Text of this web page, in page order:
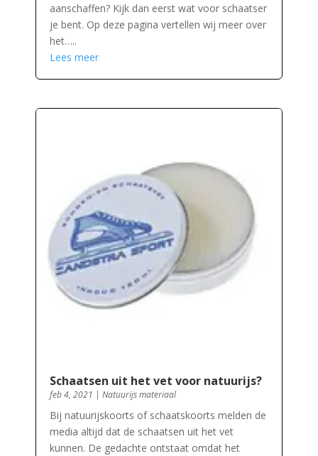
aanschaffen? Kijk dan eerst wat voor schaatser
je bent. Op deze pagina vertellen wij meer over
het…..
Lees meer
Schaatsen uit het vet voor natuurijs?
feb 4, 2021 | Natuurijs materiaal
Bij natuurijskoorts of schaatskoorts melden de
media altijd dat de schaatsen uit het vet
kunnen. De gedachte ontstaat omdat het